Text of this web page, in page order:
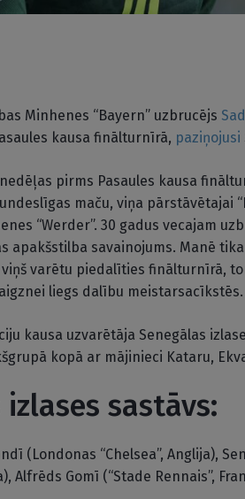
Minhenes “Bayern” uzbrucējs
kausa finālturnīrā, paziņojusi
pirms Pasaules kausa
maču, viņa pārstāvētajai
“Werder”. 30 gadus vecajam
apakšstilba savainojums. Manē
varētu piedalīties finālturnīrā,
liegs dalību meistarsacīkstēs.
kausa uzvarētāja Senegālas
kopā ar mājinieci Kataru,
sastāvs:
(Londonas “Chelsea”, Anglija),
Alfrēds Gomī (“Stade Rennais”,